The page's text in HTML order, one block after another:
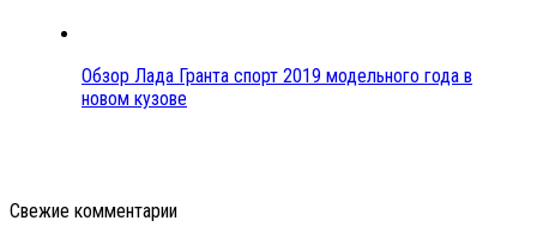
Обзор Лада Гранта спорт 2019 модельного года в
новом кузове
Свежие комментарии